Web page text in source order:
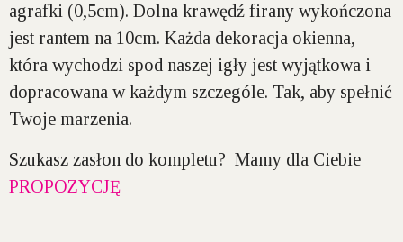
agrafki (0,5cm). Dolna krawędź firany wykończona
jest rantem na 10cm. Każda dekoracja okienna,
która wychodzi spod naszej igły jest wyjątkowa i
dopracowana w każdym szczególe. Tak, aby spełnić
Twoje marzenia.
Szukasz zasłon do kompletu? Mamy dla Ciebie
PROPOZYCJĘ